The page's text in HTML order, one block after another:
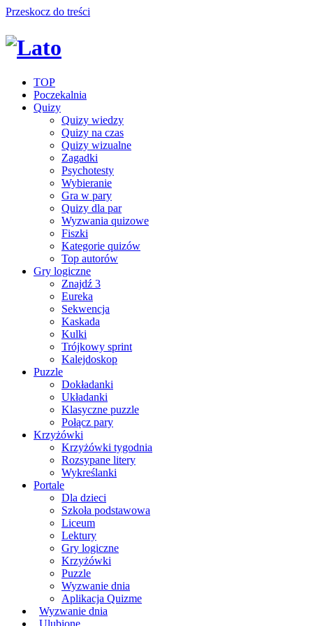
Przeskocz do treści
TOP
Poczekalnia
Quizy
Quizy wiedzy
Quizy na czas
Quizy wizualne
Zagadki
Psychotesty
Wybieranie
Gra w pary
Quizy dla par
Wyzwania quizowe
Fiszki
Kategorie quizów
Top autorów
Gry logiczne
Znajdź 3
Eureka
Sekwencja
Kaskada
Kulki
Trójkowy sprint
Kalejdoskop
Puzzle
Dokładanki
Układanki
Klasyczne puzzle
Połącz pary
Krzyżówki
Krzyżówki tygodnia
Rozsypane litery
Wykreślanki
Portale
Dla dzieci
Szkoła podstawowa
Liceum
Lektury
Gry logiczne
Krzyżówki
Puzzle
Wyzwanie dnia
Aplikacja Quizme
Wyzwanie dnia
Ulubione